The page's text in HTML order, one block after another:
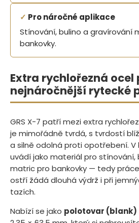
✓ Pro náročné aplikace
Stínování, bulino a gravírování
bankovky.
Extra rychlořezná ocel
nejnáročnější rytecké
GRS X-7 patří mezi extra
je mimořádně tvrdá, s tvrdostí
a silně odolná proti opotřebení. V
uvádí jako materiál pro stínování,
matric pro bankovky — tedy
ostří žádá dlouhá výdrž i při
tazích.
Nabízí se jako polotovar (blank)